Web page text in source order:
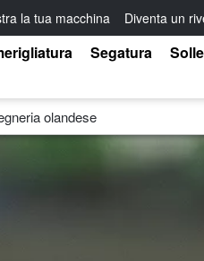
la tua macchina Diventa un
Segatura
olandese